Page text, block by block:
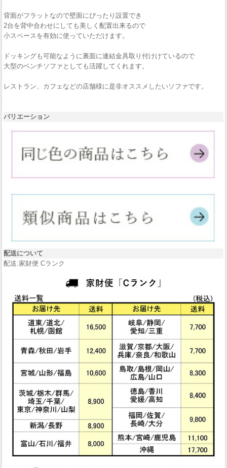
背面がフラットなので壁面にぴったり設置でき
2台を背中合わせにしても美しく配置出来るので
小スペースを有効に使っていただけます。
ドッキングも可能なように裏面に連結金具取り付けけているので
大型のベンチソファとしても活躍してくれます。
レストラン、カフェなどの店舗様に是非オススメしたいソファです。
バリエーション
配送について
配送:家財便 Cランク